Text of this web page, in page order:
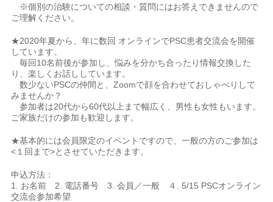
※個別の治験についての相談・質問にはお答えできませんので
ご理解ください。
★2020年夏から、年に数回 オンラインでPSC患者交流会を開催
しています。
毎回10名前後が参加し、悩みを分かち合ったり情報交換した
り、楽しくお話ししています。
数少ないPSCの仲間と、Zoomで顔を合わせておしゃべりして
みませんか？
参加者は20代から60代以上まで幅広く、男性も女性もいます。
ご家族だけの参加も歓迎します。
★基本的には会員限定のイベントですので、一般の方のご参加は
<１回まで>とさせていただきます。
申込方法：
1. お名前 2. 電話番号 3. 会員／一般 ４. 5/15 PSCオンライン
交流会参加希望